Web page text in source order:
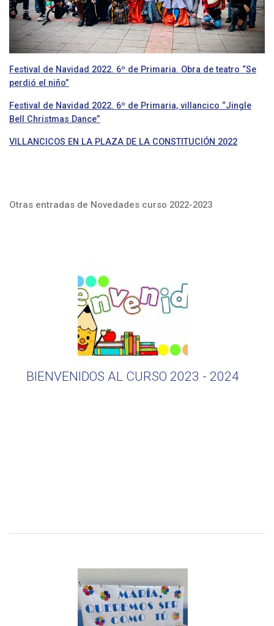
Festival de Navidad 2022. 6º de Primaria. Obra de teatro “Se
perdió el niño”
Festival de Navidad 2022. 6º de Primaria, villancico “Jingle
Bell Christmas Dance”
VILLANCICOS EN LA PLAZA DE LA CONSTITUCIÓN 2022
Otras entradas de Novedades curso 2022-2023
BIENVENIDOS AL CURSO 2023 - 2024